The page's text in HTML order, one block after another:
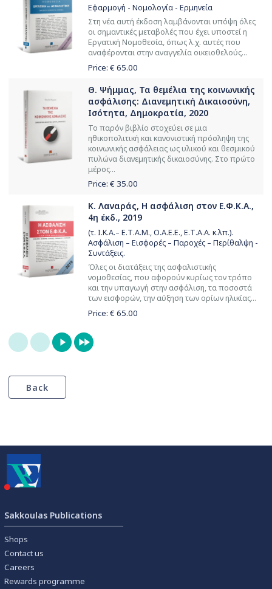
Εφαρμογή - Νομολογία - Ερμηνεία
Στη νέα αυτή έκδοση λαμβάνονται υπόψη όλες
οι σημαντικές μεταβολές που έχει υποστεί η
Εργατική Νομοθεσία, όπως λ.χ. αυτές που
αναφέρονται στην αναγγελία οικειοθελούς...
Price: € 65.00
Θ. Ψήμμας, Τα θεμέλια της κοινωνικής
ασφάλισης: Διανεμητική Δικαιοσύνη,
Ισότητα, Δημοκρατία, 2020
Το παρόν βιβλίο στοχεύει σε μια
ηθικοπολιτική και κανονιστική πρόσληψη της
κοινωνικής ασφάλειας ως υλικού και θεσμικού
πυλώνα διανεμητικής δικαιοσύνης. Στο πρώτο
μέρος...
Price: € 35.00
Κ. Λαναράς, Η ασφάλιση στον Ε.Φ.Κ.Α.,
4η έκδ., 2019
(τ. Ι.Κ.Α.– Ε.Τ.Α.Μ., Ο.Α.Ε.Ε., Ε.Τ.Α.Α. κ.λπ.).
Ασφάλιση – Εισφορές – Παροχές – Περίθαλψη -
Συντάξεις.
Όλες οι διατάξεις της ασφαλιστικής
νομοθεσίας, που αφορούν κυρίως τον τρόπο
και την υπαγωγή στην ασφάλιση, τα ποσοστά
των εισφορών, την αύξηση των ορίων ηλικίας...
Price: € 65.00
Sakkoulas Publications
Shops
Contact us
Careers
Rewards programme